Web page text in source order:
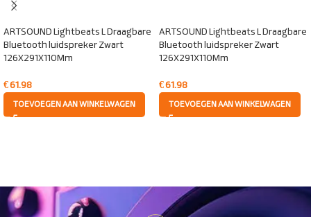
ARTSOUND Lightbeats L Draagbare
Bluetooth luidspreker Zwart
126X291X110Mm
€61.98
TOEVOEGEN AAN WINKELWAGEN
ARTSOUND Lightbeats L Draagbare
Bluetooth luidspreker Zwart
126X291X110Mm
€61.98
TOEVOEGEN AAN WINKELWAGEN